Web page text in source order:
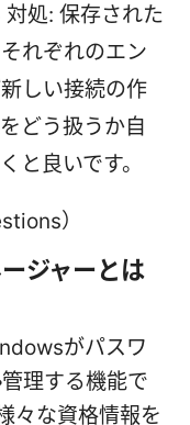
処: 保存された
れぞれのエン
しい接続の作
どう扱うか自
と良いです。
）
ジャーとは
がパスワ
理する機能で
々な資格情報を